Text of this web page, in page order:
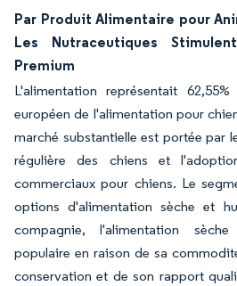
Par Produit Alimentaire pour
Les Nutraceutiques
Premium
L'alimentation représentait
européen de l'alimentation pour
marché substantielle est portée par
régulière des chiens et
commerciaux pour chiens. Le
options d'alimentation sèche et
compagnie, l'alimentation
populaire en raison de sa
conservation et de son rapport